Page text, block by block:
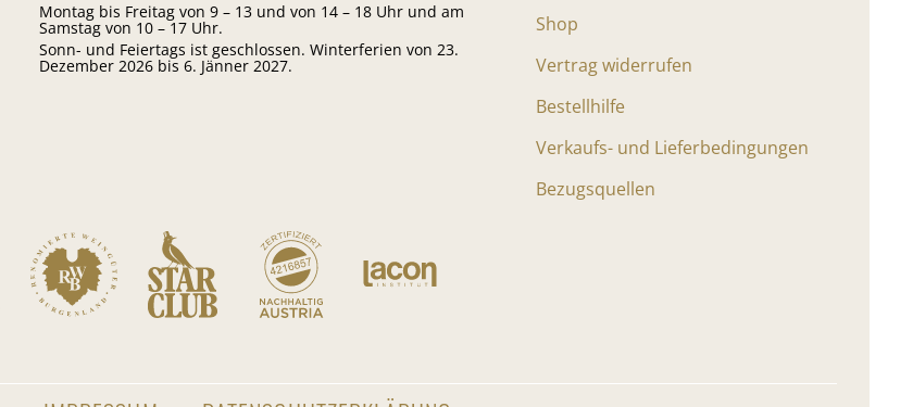
Montag bis Freitag von 9 – 13 und von 14 – 18 Uhr und am
Samstag von 10 – 17 Uhr.
Sonn- und Feiertags ist geschlossen. Winterferien von 23.
Dezember 2026 bis 6. Jänner 2027.
Shop
Vertrag widerrufen
Bestellhilfe
Verkaufs- und Lieferbedingungen
Bezugsquellen